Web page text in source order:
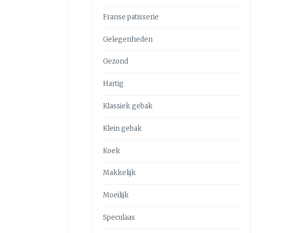
Franse patisserie
Gelegenheden
Gezond
Hartig
Klassiek gebak
Klein gebak
Koek
Makkelijk
Moeilijk
Speculaas